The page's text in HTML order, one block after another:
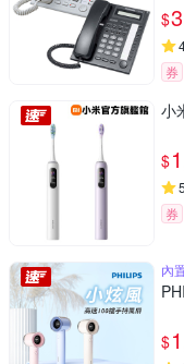
$
券
小
$
5
券
內
$